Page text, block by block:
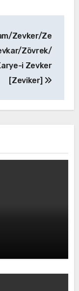
Zevker/Ze
Zövrek/
i Zevker
[Zeviker]